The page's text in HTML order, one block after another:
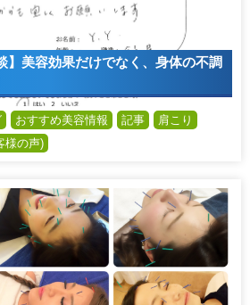
】美容効果だけでなく、身体の不調
おすすめ美容情報 記事
肩こり
様の声)